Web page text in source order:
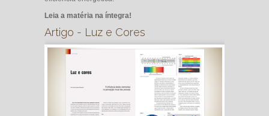
Leia a matéria na íntegra!
Artigo - Luz e Cores